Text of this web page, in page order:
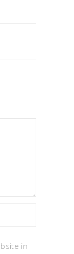
in